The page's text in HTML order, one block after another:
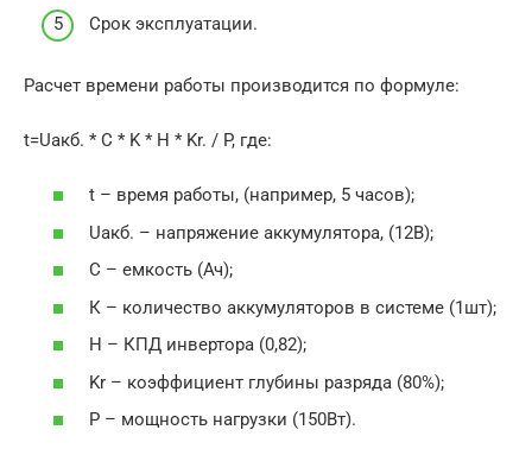
Срок эксплуатации.
Расчет времени работы производится по формуле:
t=Uакб. * C * K * H * Kr. / P, где:
t – время работы, (например, 5 часов);
Uакб. – напряжение аккумулятора, (12В);
С – емкость (Ач);
К – количество аккумуляторов в системе (1шт);
Н – КПД инвертора (0,82);
Kr – коэффициент глубины разряда (80%);
P – мощность нагрузки (150Вт).